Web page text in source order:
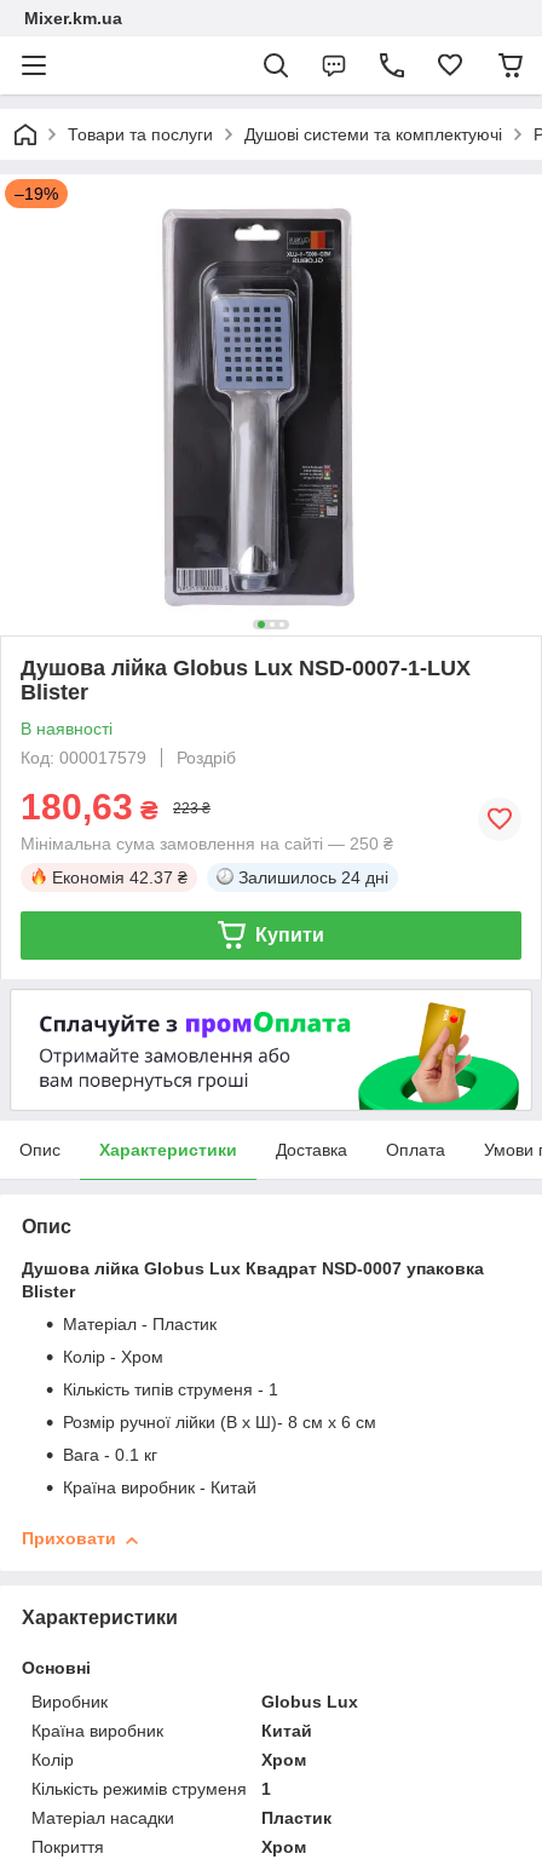
Mixer.km.ua
Товари та послуги Душові системи та комплектуючі
–19%
Душова лійка Globus Lux NSD-0007-1-LUX
Blister
В наявності
Код: 000017579
Роздріб
180,63 ₴ 223 ₴
Мінімальна сума замовлення на сайті — 250 ₴
Економія 42.37 ₴ Залишилось 24 дні
Купити
Опис Характеристики Доставка Оплата Умови
Опис
Душова лійка Globus Lux Квадрат NSD-0007 упаковка
Blister
Матеріал - Пластик
Колір - Хром
Кількість типів струменя - 1
Розмір ручної лійки (В х Ш)- 8 см х 6 см
Вага - 0.1 кг
Країна виробник - Китай
Приховати
Характеристики
Основні
Виробник
Globus Lux
Країна виробник
Китай
Колір
Хром
Кількість режимів струменя
1
Матеріал насадки
Пластик
Покриття
Хром